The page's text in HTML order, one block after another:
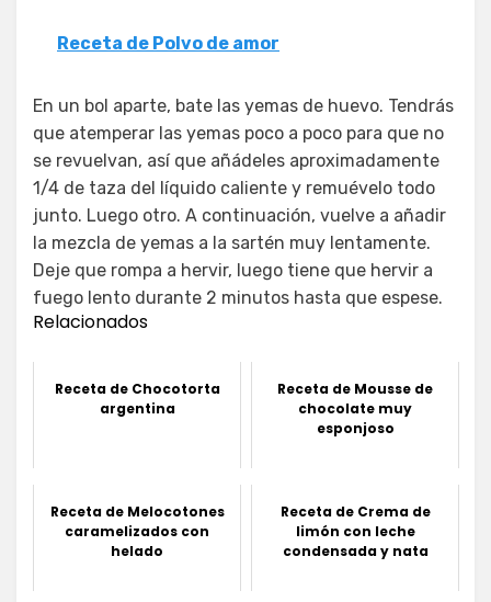
Receta de Polvo de amor
En un bol aparte, bate las yemas de huevo. Tendrás
que atemperar las yemas poco a poco para que no
se revuelvan, así que añádeles aproximadamente
1/4 de taza del líquido caliente y remuévelo todo
junto. Luego otro. A continuación, vuelve a añadir
la mezcla de yemas a la sartén muy lentamente.
Deje que rompa a hervir, luego tiene que hervir a
fuego lento durante 2 minutos hasta que espese.
Relacionados
Receta de Chocotorta
argentina
Receta de Mousse de
chocolate muy
esponjoso
Receta de Melocotones
caramelizados con
helado
Receta de Crema de
limón con leche
condensada y nata